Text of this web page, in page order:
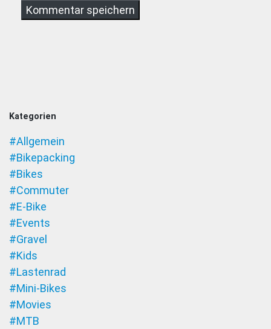
Kategorien
#Allgemein
#Bikepacking
#Bikes
#Commuter
#E-Bike
#Events
#Gravel
#Kids
#Lastenrad
#Mini-Bikes
#Movies
#MTB